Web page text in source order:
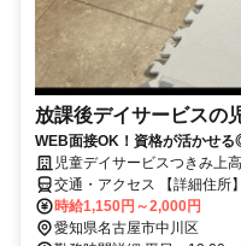
放課後デイサービスの
WEB面接OK！資格が活かせ
児童デイサービスつきみ上
交通・アクセス 【詳細住所
田駅から徒歩3分※車通勤OK
時給1,150円～2,000円
愛知県名古屋市中川区